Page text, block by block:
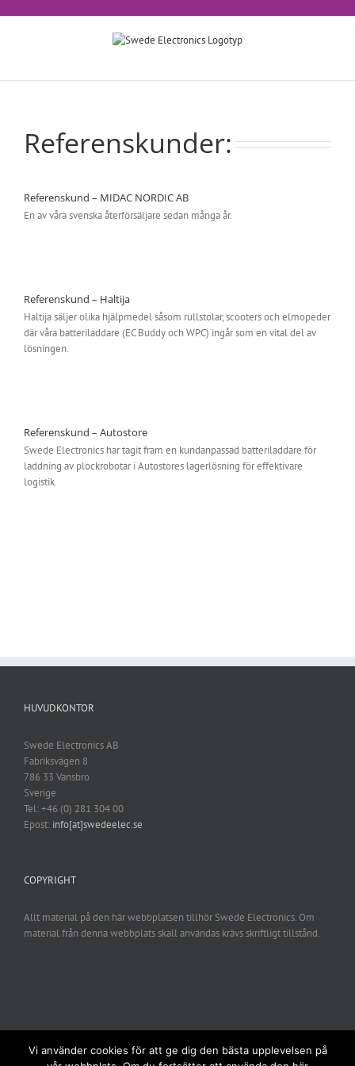
Referenskunder:
Referenskund – MIDAC NORDIC AB
En av våra svenska återförsäljare sedan många år.
Referenskund – Haltija
Haltija säljer olika hjälpmedel såsom rullstolar, scooters och elmopeder
där våra batteriladdare (EC Buddy och WPC) ingår som en vital del av
lösningen.
Referenskund – Autostore
Swede Electronics har tagit fram en kundanpassad batteriladdare för
laddning av plockrobotar i Autostores lagerlösning för effektivare
logistik.
HUVUDKONTOR
Swede Electronics AB
Fabriksvägen 8
786 33 Vansbro
Sverige
Tel: +46 (0) 281 304 00
Epost: info[at]swedeelec.se
COPYRIGHT
Allt material på den här webbplatsen tillhör Swede Electronics. Om
material från denna webbplats skall användas krävs skriftligt tillstånd.
Vi använder cookies för att ge dig den bästa upplevelsen på